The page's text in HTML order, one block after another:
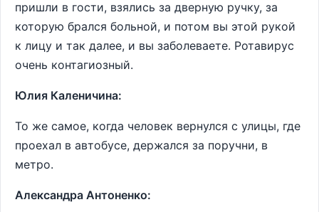
пришли в гости, взялись за дверную ручку, за
которую брался больной, и потом вы этой рукой
к лицу и так далее, и вы заболеваете. Ротавирус
очень контагиозный.
Юлия Каленичина:
То же самое, когда человек вернулся с улицы, где
проехал в автобусе, держался за поручни, в
метро.
Александра Антоненко: